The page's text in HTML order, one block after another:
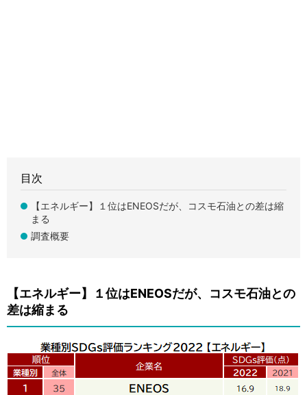
目次
【エネルギー】１位はENEOSだが、コスモ石油との差は縮
まる
調査概要
【エネルギー】１位はENEOSだが、コスモ石油との
差は縮まる